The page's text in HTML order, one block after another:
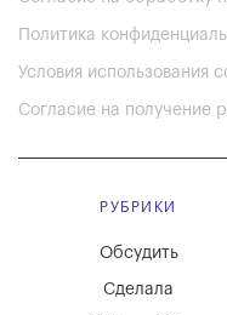
Политика
Условия использования
Согласие на получение
РУБРИКИ
Обсудить
Сделала